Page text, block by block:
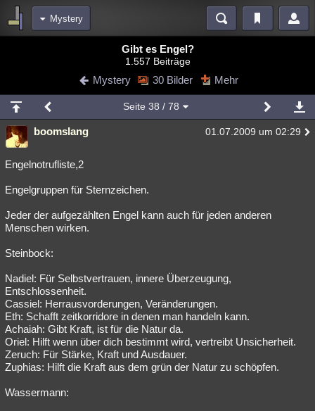
Mystery
Blogs Videos
Chat Wiki Neuigkeiten
meine Rubriken
Menschen Wissenschaft Mystery Kriminalfälle
Spiritualität Verschwörungen
Natur Umfragen Unterhaltung
weitere Rubriken
Philosophie Träume
Astronomie
Musik Clash Allmystery
Übersichten
Besucht Teilgenommen Alle Neue
Lesenswert Schlüsselwörter
Gibt es Engel?
1.557 Beiträge
Mystery 30 Bilder Mehr
Seite 38 / 78
boomslang 01.07.2009 um 02:29
Engelnotrufliste,2
Engelgruppen für Sternzeichen.
Jeder der aufgezählten Engel kann auch für jeden anderen
Menschen wirken.
Steinbock:
Nadiel: Für Selbstvertrauen, innere Überzeugung,
Entschlossenheit.
Cassiel: Herrausvorderungen, Veränderungen.
Eth: Schafft zeitkorridore in denen man handeln kann.
Achaiah: Gibt Kraft, ist für die Natur da.
Oriel: Hilft wenn über dich bestimmt wird, vertreibt Unsicherheit.
Zeruch: Für Stärke, Kraft und Ausdauer.
Zuphias: Hilft die Kraft aus dem grün der Natur zu schöpfen.
Wassermann: